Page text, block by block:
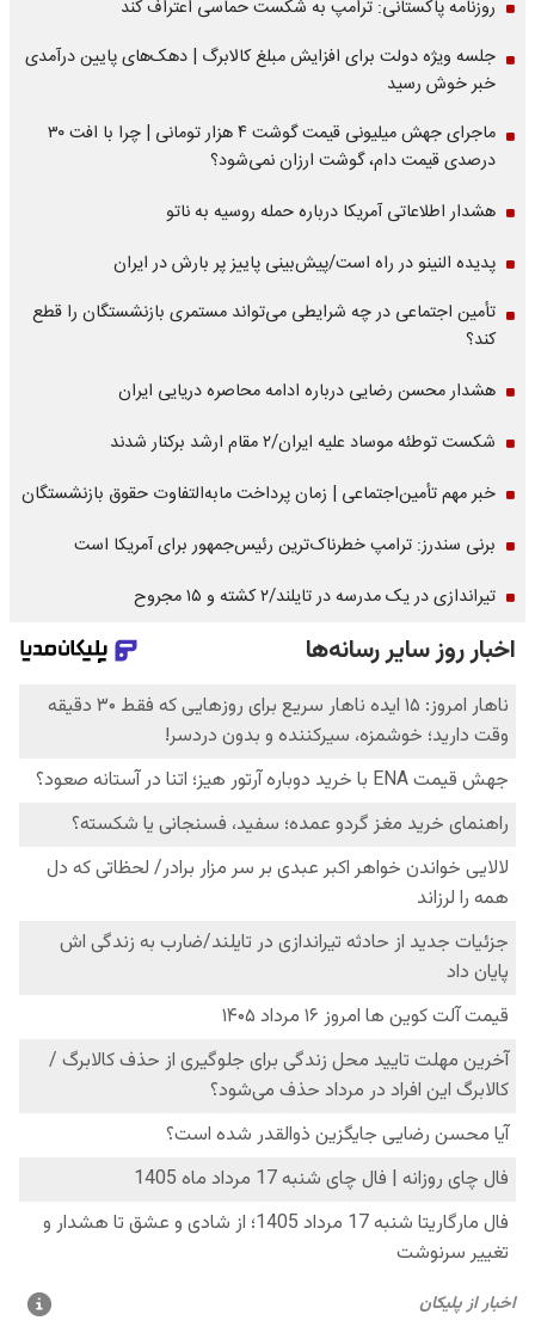
روزنامه پاکستانی: ترامپ به شکست حماسی اعتراف کند
جلسه ویژه دولت برای افزایش مبلغ کالابرگ | دهک‌های پایین درآمدی
خبر خوش رسید
ماجرای جهش میلیونی قیمت گوشت ۴ هزار تومانی | چرا با افت ۳۰
درصدی قیمت دام، گوشت ارزان نمی‌شود؟
هشدار اطلاعاتی آمریکا درباره حمله روسیه به ناتو
پدیده النینو در راه است/پیش‌بینی پاییز پر بارش در ایران
تأمین اجتماعی در چه شرایطی می‌تواند مستمری بازنشستگان را قطع
کند؟
هشدار محسن رضایی درباره ادامه محاصره دریایی ایران
شکست توطئه موساد علیه ایران/۲ مقام‌ ارشد برکنار شدند
خبر مهم تأمین‌اجتماعی | زمان پرداخت مابه‌التفاوت حقوق بازنشستگان
برنی سندرز: ترامپ خطرناک‌ترین رئیس‌جمهور برای آمریکا است
تیراندازی در یک مدرسه در تایلند/۲ کشته و ۱۵ مجروح